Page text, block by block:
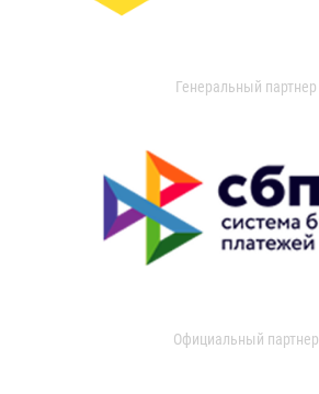
Генеральный партнер
Официальный партнер